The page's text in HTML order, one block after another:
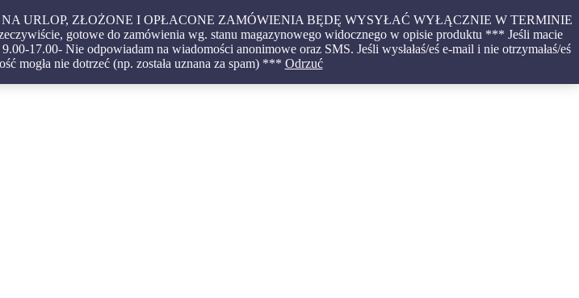
URLOP, ZŁOŻONE I OPŁACONE ZAMÓWIENIA BĘDĘ WYSYŁAĆ WYŁĄCZNIE W TERMINIE
gotowe do zamówienia wg. stanu magazynowego widocznego w opisie produktu *** Jeśli macie
17.00- Nie odpowiadam na wiadomości anonimowe oraz SMS. Jeśli wysłałaś/eś e-mail i nie otrzymałaś/eś
mogła nie dotrzeć (np. została uznana za spam) *** Odrzuć